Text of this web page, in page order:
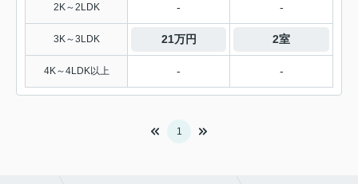
2K～2LDK - -
3K～3LDK 21万円 2室
4K～4LDK以上 - -
1